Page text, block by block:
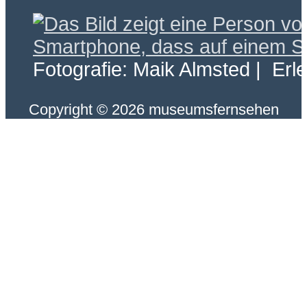
Fotografie: Maik Almsted |
Copyright © 2026 museumsfernsehen